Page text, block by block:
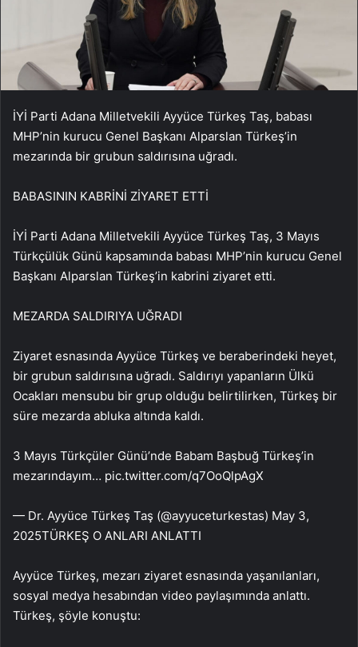
İYİ Parti Adana Milletvekili Ayyüce Türkeş Taş, babası
MHP’nin kurucu Genel Başkanı Alparslan Türkeş’in
mezarında bir grubun saldırısına uğradı.
BABASININ KABRİNİ ZİYARET ETTİ
İYİ Parti Adana Milletvekili Ayyüce Türkeş Taş, 3 Mayıs
Türkçülük Günü kapsamında babası MHP’nin kurucu Genel
Başkanı Alparslan Türkeş’in kabrini ziyaret etti.
MEZARDA SALDIRIYA UĞRADI
Ziyaret esnasında Ayyüce Türkeş ve beraberindeki heyet,
bir grubun saldırısına uğradı. Saldırıyı yapanların Ülkü
Ocakları mensubu bir grup olduğu belirtilirken, Türkeş bir
süre mezarda abluka altında kaldı.
3 Mayıs Türkçüler Günü’nde Babam Başbuğ Türkeş’in
mezarındayım… pic.twitter.com/q7OoQlpAgX
— Dr. Ayyüce Türkeş Taş (@ayyuceturkestas) May 3,
2025TÜRKEŞ O ANLARI ANLATTI
Ayyüce Türkeş, mezarı ziyaret esnasında yaşanılanları,
sosyal medya hesabından video paylaşımında anlattı.
Türkeş, şöyle konuştu: